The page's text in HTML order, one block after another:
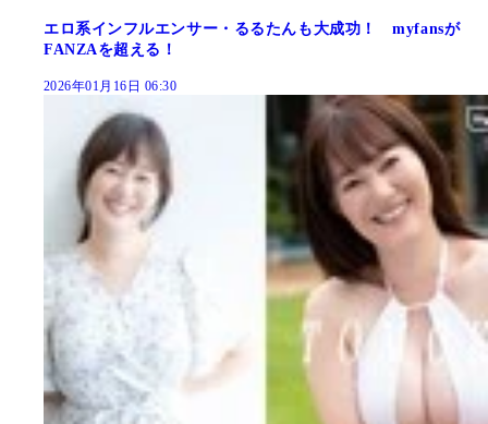
エロ系インフルエンサー・るるたんも大成功！ myfansが
FANZAを超える！
2026年01月16日 06:30